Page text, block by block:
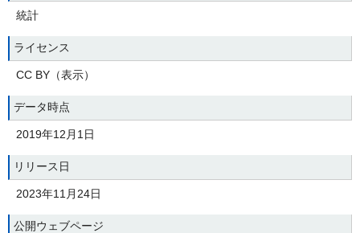
統計
ライセンス
CC BY（表示）
データ時点
2019年12月1日
リリース日
2023年11月24日
公開ウェブページ